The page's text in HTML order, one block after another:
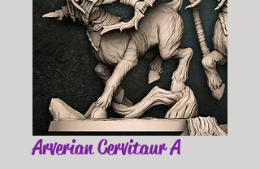
Arverian Cervitaur A